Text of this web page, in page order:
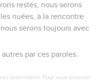
restés, nous serons
nuées, à la rencontre
serons toujours avec
par ces paroles.
autorisation. Pour vous procurer